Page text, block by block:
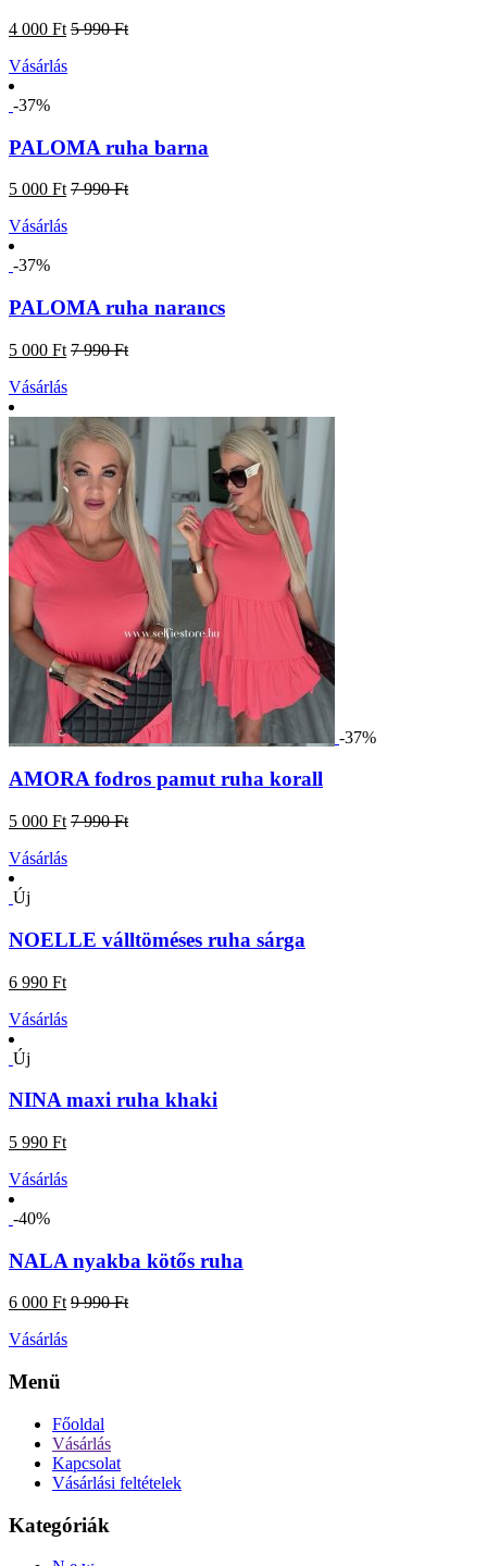
4 000 Ft 5 990 Ft
Vásárlás
-37%
PALOMA ruha barna
5 000 Ft 7 990 Ft
Vásárlás
-37%
PALOMA ruha narancs
5 000 Ft 7 990 Ft
Vásárlás
-37%
AMORA fodros pamut ruha korall
5 000 Ft 7 990 Ft
Vásárlás
Új
NOELLE válltöméses ruha sárga
6 990 Ft
Vásárlás
Új
NINA maxi ruha khaki
5 990 Ft
Vásárlás
-40%
NALA nyakba kötős ruha
6 000 Ft 9 990 Ft
Vásárlás
Menü
Főoldal
Vásárlás
Kapcsolat
Vásárlási feltételek
Kategóriák